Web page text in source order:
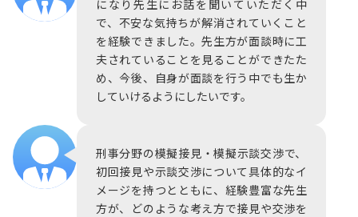
になり先生にお話を聞いていただく中
で、不安な気持ちが解消されていくこと
を経験できました。先生方が面談時に工
夫されていることを見ることができたた
め、今後、自身が面談を行う中でも生か
していけるようにしたいです。
刑事分野の模擬接見・模擬示談交渉で、
初回接見や示談交渉について具体的なイ
メージを持つとともに、経験豊富な先生
方が、どのような考え方で接見や交渉を